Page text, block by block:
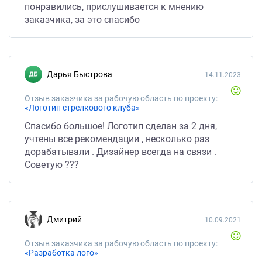
понравились, прислушивается к мнению
заказчика, за это спасибо
Дарья Быстрова
Отзыв заказчика за рабочую область по проекту:
«Логотип стрелкового клуба»
14.11.2023
Спасибо большое! Логотип сделан за 2 дня,
учтены все рекомендации , несколько раз
дорабатывали . Дизайнер всегда на связи .
Советую ???
Дмитрий
Отзыв заказчика за рабочую область по проекту:
«Разработка лого»
10.09.2021